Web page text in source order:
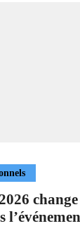
change